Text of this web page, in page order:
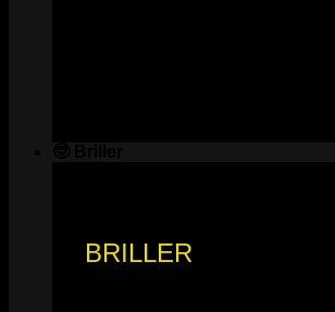
BRILLER